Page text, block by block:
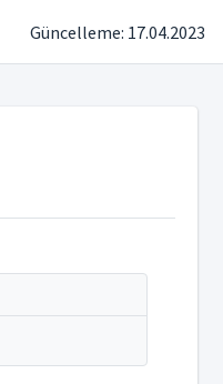
Güncelleme: 17.04.2023